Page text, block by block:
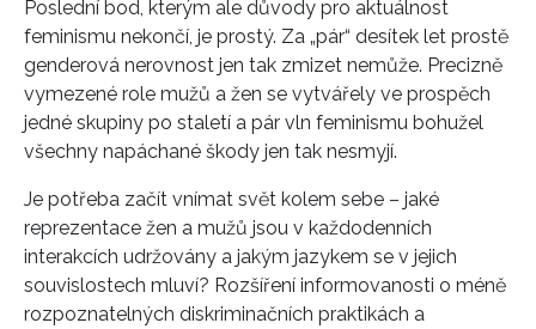
Poslední bod, kterým ale důvody pro aktuálnost
feminismu nekončí, je prostý. Za „pár“ desítek let prostě
genderová nerovnost jen tak zmizet nemůže. Precizně
vymezené role mužů a žen se vytvářely ve prospěch
jedné skupiny po staletí a pár vln feminismu bohužel
všechny napáchané škody jen tak nesmyjí.
Je potřeba začít vnímat svět kolem sebe – jaké
reprezentace žen a mužů jsou v každodenních
interakcích udržovány a jakým jazykem se v jejich
souvislostech mluví? Rozšíření informovanosti o méně
rozpoznatelných diskriminačních praktikách a